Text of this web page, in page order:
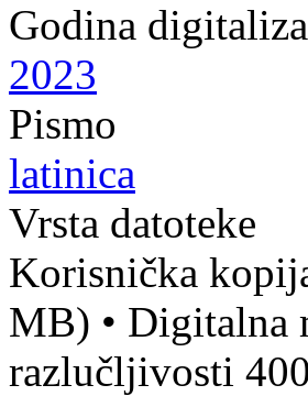
Godina
2023
Pismo
latinica
Vrsta datoteke
Korisnička
MB) • Digitalna
razlučljivosti